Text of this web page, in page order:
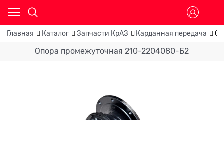
Главная Каталог Запчасти КрАЗ Карданная передача
Опора промежуточная 210-2204080-Б2